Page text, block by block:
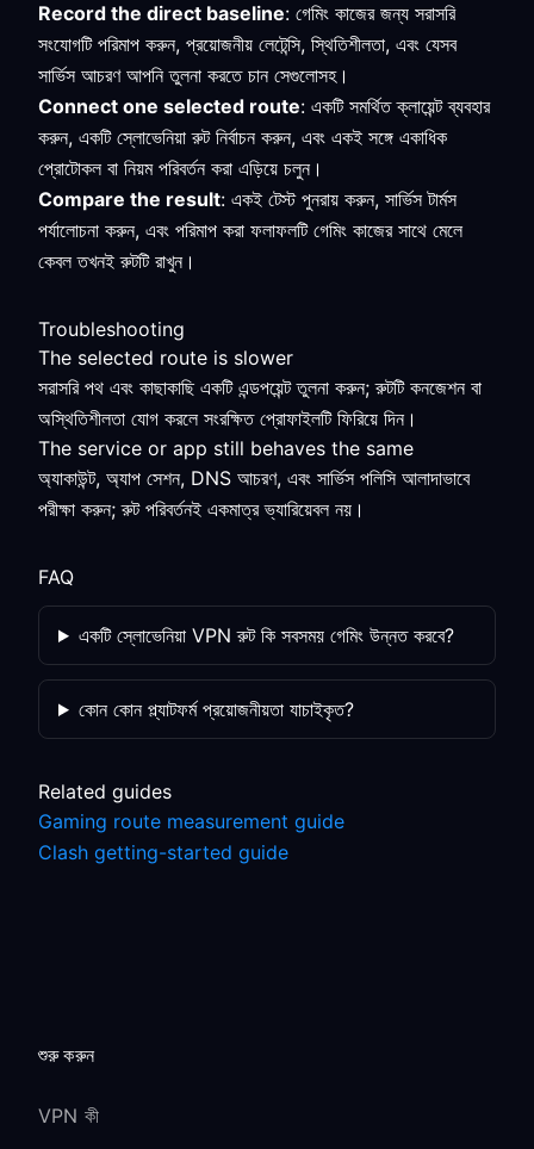
Record the direct baseline: গেমিং কাজের জন্য সরাসরি
সংযোগটি পরিমাপ করুন, প্রয়োজনীয় লেটেন্সি, স্থিতিশীলতা, এবং যেসব
সার্ভিস আচরণ আপনি তুলনা করতে চান সেগুলোসহ।
Connect one selected route: একটি সমর্থিত ক্লায়েন্ট ব্যবহার
করুন, একটি স্লোভেনিয়া রুট নির্বাচন করুন, এবং একই সঙ্গে একাধিক
প্রোটোকল বা নিয়ম পরিবর্তন করা এড়িয়ে চলুন।
Compare the result: একই টেস্ট পুনরায় করুন, সার্ভিস টার্মস
পর্যালোচনা করুন, এবং পরিমাপ করা ফলাফলটি গেমিং কাজের সাথে মেলে
কেবল তখনই রুটটি রাখুন।
Troubleshooting
The selected route is slower
সরাসরি পথ এবং কাছাকাছি একটি এন্ডপয়েন্ট তুলনা করুন; রুটটি কনজেশন বা
অস্থিতিশীলতা যোগ করলে সংরক্ষিত প্রোফাইলটি ফিরিয়ে দিন।
The service or app still behaves the same
অ্যাকাউন্ট, অ্যাপ সেশন, DNS আচরণ, এবং সার্ভিস পলিসি আলাদাভাবে
পরীক্ষা করুন; রুট পরিবর্তনই একমাত্র ভ্যারিয়েবল নয়।
FAQ
একটি স্লোভেনিয়া VPN রুট কি সবসময় গেমিং উন্নত করবে?
কোন কোন প্ল্যাটফর্ম প্রয়োজনীয়তা যাচাইকৃত?
Related guides
Gaming route measurement guide
Clash getting-started guide
শুরু করুন
VPN কী